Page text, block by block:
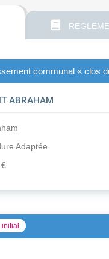
communal « clos
ABRAHAM
Adaptée
initial